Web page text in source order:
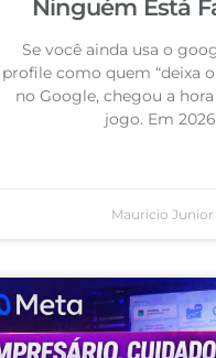
Ninguém Está
Se você ainda usa o
profile como quem “deixa
no Google, chegou a
jogo. Em
Mauricio Junior